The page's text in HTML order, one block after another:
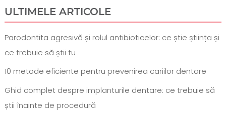
ULTIMELE ARTICOLE
Parodontita agresivă și rolul antibioticelor: ce știe știința și
ce trebuie să știi tu
10 metode eficiente pentru prevenirea cariilor dentare
Ghid complet despre implanturile dentare: ce trebuie să
știi înainte de procedură